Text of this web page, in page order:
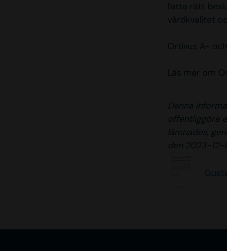
fatta rätt
vårdkvalitet
Ortivus A-
Läs mer om
Denna
offentliggöra
lämnades,
den 2023-12-